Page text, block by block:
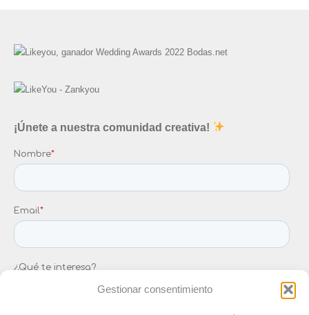
Gestionar consentimiento
¡Únete a nuestra comunidad creativa!